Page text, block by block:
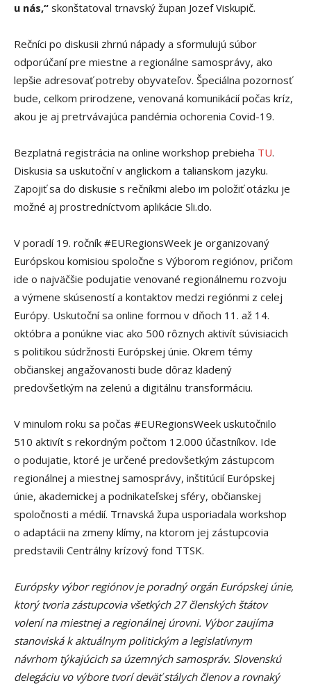
u nás,“ skonštatoval trnavský župan Jozef Viskupič.
Rečníci po diskusii zhrnú nápady a sformulujú súbor
odporúčaní pre miestne a regionálne samosprávy, ako
lepšie adresovať potreby obyvateľov. Špeciálna pozornosť
bude, celkom prirodzene, venovaná komunikácií počas kríz,
akou je aj pretrvávajúca pandémia ochorenia Covid-19.
Bezplatná registrácia na online workshop prebieha TU.
Diskusia sa uskutoční v anglickom a talianskom jazyku.
Zapojiť sa do diskusie s rečníkmi alebo im položiť otázku je
možné aj prostredníctvom aplikácie Sli.do.
V poradí 19. ročník #EURegionsWeek je organizovaný
Európskou komisiou spoločne s Výborom regiónov, pričom
ide o najväčšie podujatie venované regionálnemu rozvoju
a výmene skúseností a kontaktov medzi regiónmi z celej
Európy. Uskutoční sa online formou v dňoch 11. až 14.
októbra a ponúkne viac ako 500 rôznych aktivít súvisiacich
s politikou súdržnosti Európskej únie. Okrem témy
občianskej angažovanosti bude dôraz kladený
predovšetkým na zelenú a digitálnu transformáciu.
V minulom roku sa počas #EURegionsWeek uskutočnilo
510 aktivít s rekordným počtom 12.000 účastníkov. Ide
o podujatie, ktoré je určené predovšetkým zástupcom
regionálnej a miestnej samosprávy, inštitúcií Európskej
únie, akademickej a podnikateľskej sféry, občianskej
spoločnosti a médií. Trnavská župa usporiadala workshop
o adaptácii na zmeny klímy, na ktorom jej zástupcovia
predstavili Centrálny krízový fond TTSK.
Európsky výbor regiónov je poradný orgán Európskej únie,
ktorý tvoria zástupcovia všetkých 27 členských štátov
volení na miestnej a regionálnej úrovni. Výbor zaujíma
stanoviská k aktuálnym politickým a legislatívnym
návrhom týkajúcich sa územných samospráv. Slovenskú
delegáciu vo výbore tvorí deväť stálych členov a rovnaký